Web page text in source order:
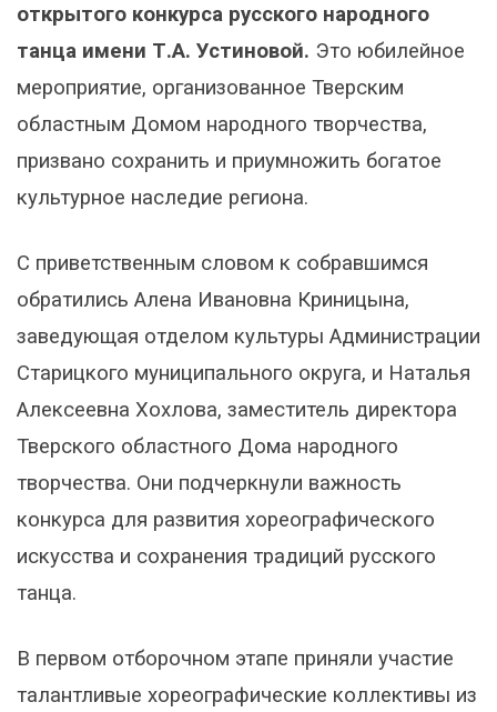
открытого конкурса русского народного
танца имени Т.А. Устиновой. Это юбилейное
мероприятие, организованное Тверским
областным Домом народного творчества,
призвано сохранить и приумножить богатое
культурное наследие региона.
С приветственным словом к собравшимся
обратились Алена Ивановна Криницына,
заведующая отделом культуры Администрации
Старицкого муниципального округа, и Наталья
Алексеевна Хохлова, заместитель директора
Тверского областного Дома народного
творчества. Они подчеркнули важность
конкурса для развития хореографического
искусства и сохранения традиций русского
танца.
В первом отборочном этапе приняли участие
талантливые хореографические коллективы из